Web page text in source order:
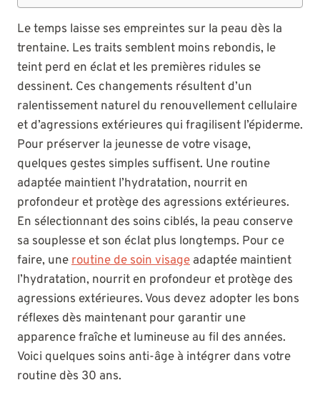
Le temps laisse ses empreintes sur la peau dès la
trentaine. Les traits semblent moins rebondis, le
teint perd en éclat et les premières ridules se
dessinent. Ces changements résultent d’un
ralentissement naturel du renouvellement cellulaire
et d’agressions extérieures qui fragilisent l’épiderme.
Pour préserver la jeunesse de votre visage,
quelques gestes simples suffisent. Une routine
adaptée maintient l’hydratation, nourrit en
profondeur et protège des agressions extérieures.
En sélectionnant des soins ciblés, la peau conserve
sa souplesse et son éclat plus longtemps. Pour ce
faire, uneroutine de soin visage adaptée maintient
l’hydratation, nourrit en profondeur et protège des
agressions extérieures. Vous devez adopter les bons
réflexes dès maintenant pour garantir une
apparence fraîche et lumineuse au fil des années.
Voici quelques soins anti-âge à intégrer dans votre
routine dès 30 ans.